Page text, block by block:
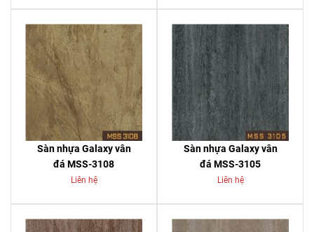
Sàn nhựa Galaxy vân
đá MSS-3108
Liên hệ
Sàn nhựa Galaxy vân
đá MSS-3105
Liên hệ